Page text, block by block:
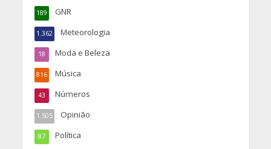
GNR
189
Meteorologia
1.362
Moda e Beleza
18
Música
816
Números
43
Opinião
1.505
Política
87